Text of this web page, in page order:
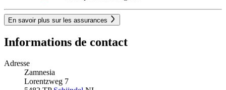
En savoir plus sur les assurances
Informations de contact
Adresse
Zamnesia
Lorentzweg 7